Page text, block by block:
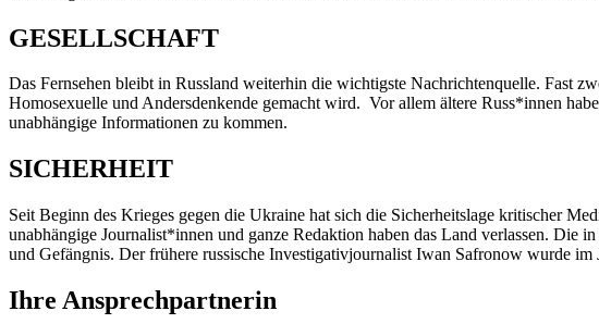
GESELLSCHAFT
Das Fernsehen bleibt in Russland weiterhin die wichtigste Nachrichtenquelle. Fast
Homosexuelle und Andersdenkende gemacht wird. Vor allem ältere Russ*innen
unabhängige Informationen zu kommen.
SICHERHEIT
Seit Beginn des Krieges gegen die Ukraine hat sich die Sicherheitslage kritischer
unabhängige Journalist*innen und ganze Redaktion haben das Land verlassen. Die
und Gefängnis. Der frühere russische Investigativjournalist Iwan Safronow wurde
Ihre Ansprechpartnerin